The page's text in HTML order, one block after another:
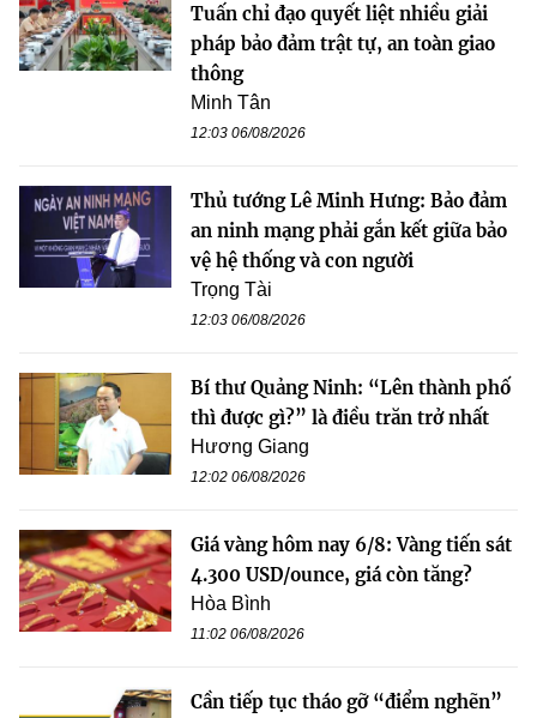
Tuấn chỉ đạo quyết liệt nhiều giải
pháp bảo đảm trật tự, an toàn giao
thông
Minh Tân
12:03 06/08/2026
Thủ tướng Lê Minh Hưng: Bảo đảm
an ninh mạng phải gắn kết giữa bảo
vệ hệ thống và con người
Trọng Tài
12:03 06/08/2026
Bí thư Quảng Ninh: “Lên thành phố
thì được gì?” là điều trăn trở nhất
Hương Giang
12:02 06/08/2026
Giá vàng hôm nay 6/8: Vàng tiến sát
4.300 USD/ounce, giá còn tăng?
Hòa Bình
11:02 06/08/2026
Cần tiếp tục tháo gỡ “điểm nghẽn”